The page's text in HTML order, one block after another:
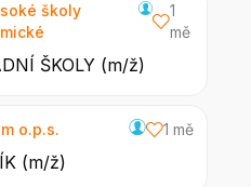
školy
1
mě
ŠKOLY (m/ž)
o.p.s. 1 mě
(m/ž)